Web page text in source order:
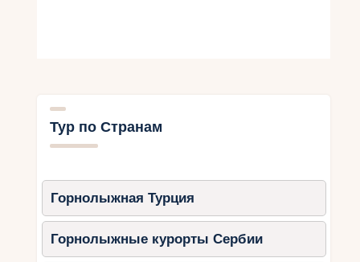
Тур по Странам
Горнолыжная Турция
Горнолыжные курорты Сербии